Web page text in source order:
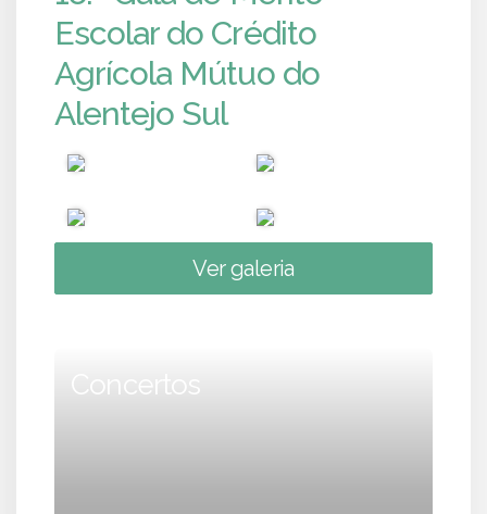
Escolar do Crédito
Agrícola Mútuo do
Alentejo Sul
Ver galeria
Concertos